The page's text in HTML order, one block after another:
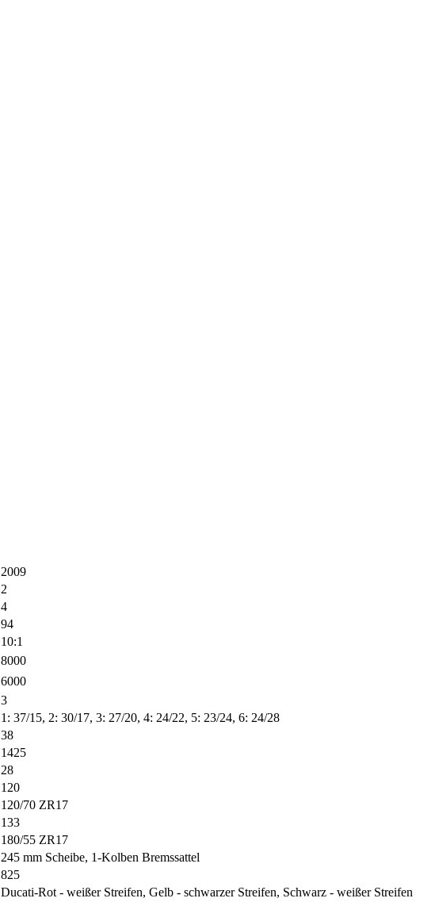
2009
2
4
94
10:1
8000
6000
3
1: 37/15, 2: 30/17, 3: 27/20, 4: 24/22, 5: 23/24, 6: 24/28
38
1425
28
120
120/70 ZR17
133
180/55 ZR17
245 mm Scheibe, 1-Kolben Bremssattel
825
Ducati-Rot - weißer Streifen, Gelb - schwarzer Streifen, Schwarz - weißer Streifen